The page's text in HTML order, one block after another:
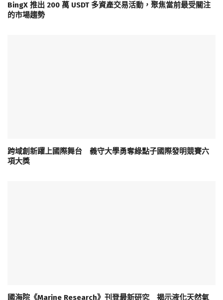
BingX 推出 200 萬 USDT 多資產交易活動，聚焦當前最受關注
的市場趨勢
跨域創新躍上國際舞台 義守大學勇奪綠點子國際發明競賽六
項大獎
國海院《Marine Research》刊登最新研究 揭示液化天然氣